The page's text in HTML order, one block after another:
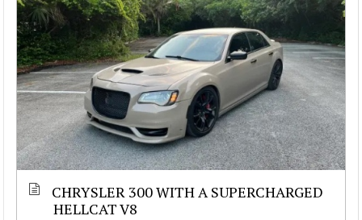
CHRYSLER 300 WITH A SUPERCHARGED
HELLCAT V8